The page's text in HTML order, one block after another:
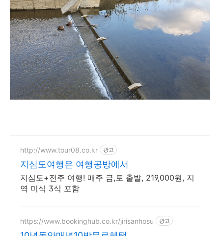
http://www.tour08.co.kr 광고
지심도여행은 여행공방에서
지심도+전주 여행! 매주 금,토 출발, 219,000원, 지
역 미식 3식 포함
https://www.bookinghub.co.kr/jirisanhosu 광고